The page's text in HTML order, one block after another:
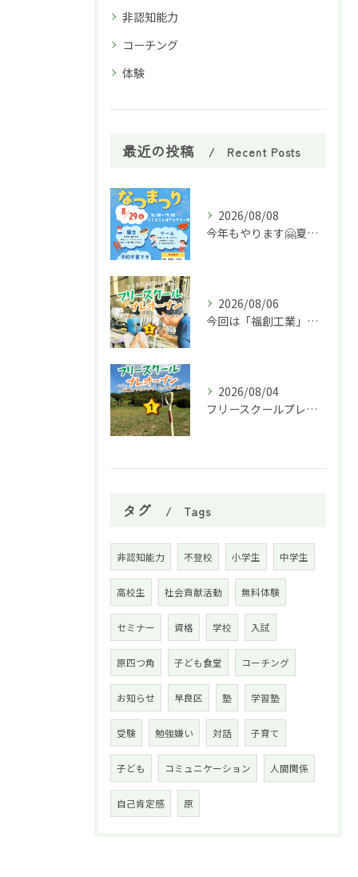
非認知能力
コーチング
体験
最近の投稿 Recent Posts
2026/08/08
今年もやります🤗夏祭り🌈
2026/08/06
今回は「福創工業」様へ企業訪問に行ってきました！🏭✨
2026/08/04
フリースクールプレオープン①
タグ Tags
非認知能力 不登校 小学生 中学生
高校生 社会貢献活動 無料体験
セミナー 資格 学校 入試
原四つ角 子ども食堂 コーチング
お知らせ 早良区 塾 学習塾
受験 勉強嫌い 対話 子育て
子ども コミュニケーション 人間関係
自己肯定感 原